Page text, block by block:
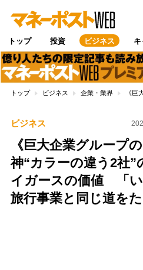
トップ 投資 ビジネス
トップ ビジネス 企業・業界 《巨
ビジネス
《巨大企業グループ
神“カラーの違う2社”
イガースの価値 「い
旅行事業と同じ道を